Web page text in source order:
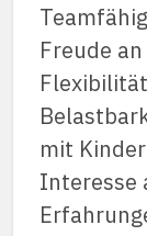
Freude
mit
Interesse